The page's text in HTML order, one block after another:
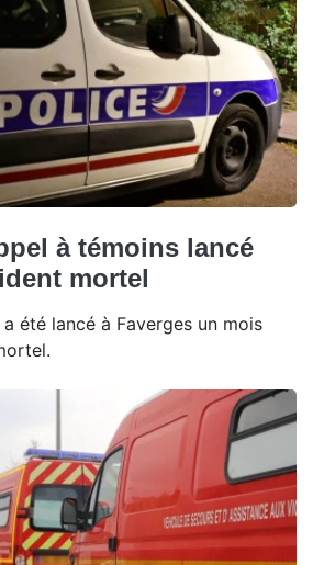
à témoins lancé
mortel
été lancé à Faverges un mois